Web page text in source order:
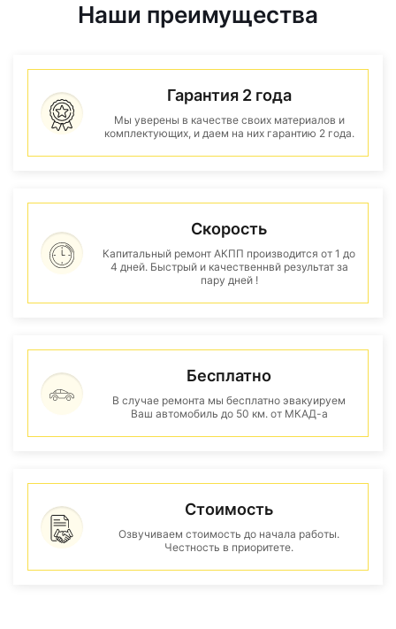
Наши преимущества
Гарантия 2 года
Мы уверены в качестве своих материалов и
комплектующих, и даем на них гарантию 2 года.
Скорость
Капитальный ремонт АКПП производится от 1 до
4 дней. Быстрый и качественнвй результат за
пару дней !
Бесплатно
В случае ремонта мы бесплатно эвакуируем
Ваш автомобиль до 50 км. от МКАД-а
Стоимость
Озвучиваем стоимость до начала работы.
Честность в приоритете.